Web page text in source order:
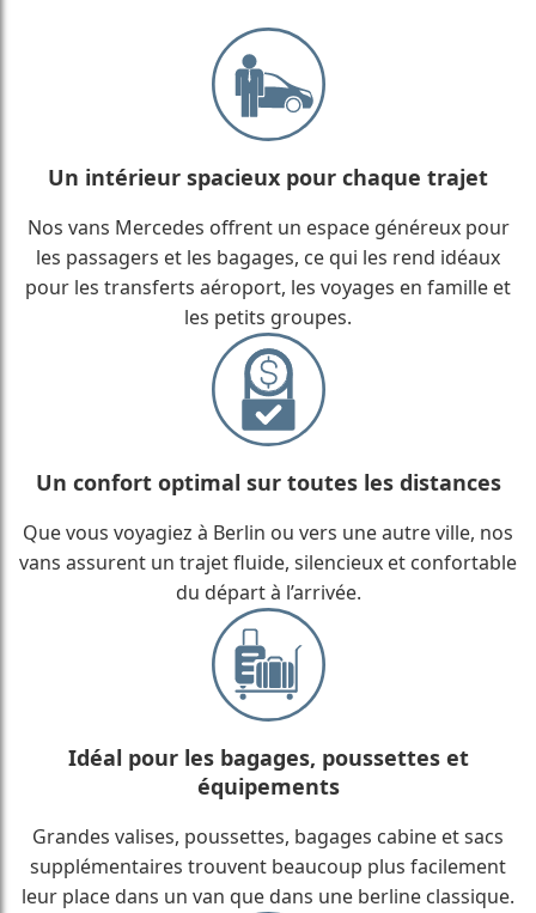
Un intérieur spacieux pour chaque trajet
Nos vans Mercedes offrent un espace généreux pour
les passagers et les bagages, ce qui les rend idéaux
pour les transferts aéroport, les voyages en famille et
les petits groupes.
Un confort optimal sur toutes les distances
Que vous voyagiez à Berlin ou vers une autre ville, nos
vans assurent un trajet fluide, silencieux et confortable
du départ à l’arrivée.
Idéal pour les bagages, poussettes et
équipements
Grandes valises, poussettes, bagages cabine et sacs
supplémentaires trouvent beaucoup plus facilement
leur place dans un van que dans une berline classique.